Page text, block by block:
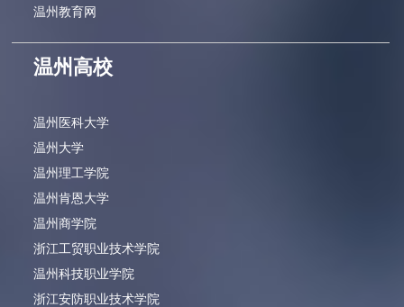
温州教育网
温州高校
温州医科大学
温州大学
温州理工学院
温州肯恩大学
温州商学院
浙江工贸职业技术学院
温州科技职业学院
浙江安防职业技术学院